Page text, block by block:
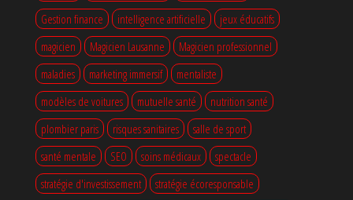
Gestion finance
intelligence artificielle
jeux éducatifs
magicien
Magicien Lausanne
Magicien professionnel
maladies
marketing immersif
mentaliste
modèles de voitures
mutuelle santé
nutrition santé
plombier paris
risques sanitaires
salle de sport
santé mentale
SEO soins médicaux
spectacle
stratégie d'investissement
stratégie écoresponsable